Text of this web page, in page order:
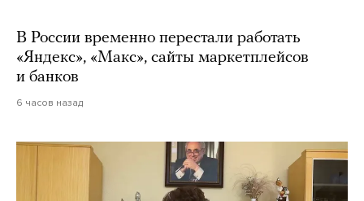
В России временно перестали работать
«Яндекс», «Макс», сайты маркетплейсов
и банков
6 часов назад